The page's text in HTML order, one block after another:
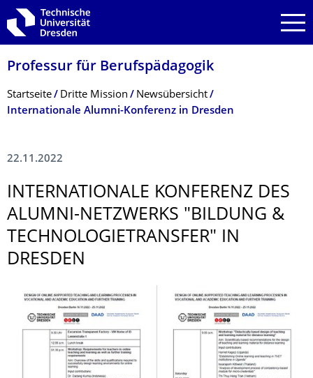
Zur Hauptnavigation springen
Zur Suche springen
Zum Inhalt springen
Professur für Berufspädagogik
Breadcrumb-Menü
Startseite Dritte Mission
Newsübersicht
Internationale Alumni-Konferenz in Dresden
22.11.2022
INTERNATIONALE KONFERENZ DES
ALUMNI-NETZWERKS "BILDUNG &
TECHNOLOGIE­TRANSFER" IN
DRESDEN